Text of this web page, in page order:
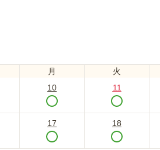
月 火
10 11
17 18